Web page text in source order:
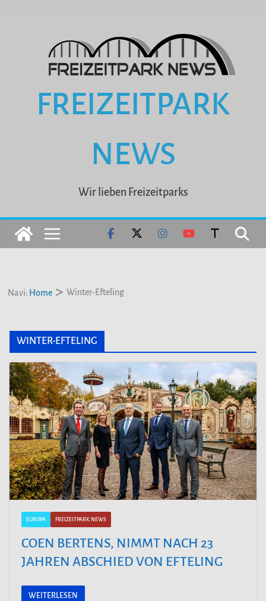
FREIZEITPARK
NEWS
Wir lieben Freizeitparks
Navi: Home Winter-Efteling
WINTER-EFTELING
EUROPA FREIZEITPARK NEWS
COEN BERTENS, NIMMT NACH 23
JAHREN ABSCHIED VON EFTELING
WEITERLESEN